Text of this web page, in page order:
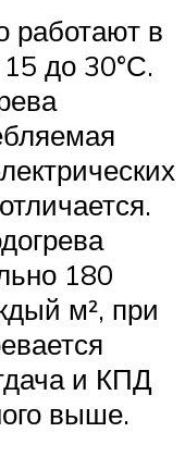
работают в
до 30°С.
180
м², при
и КПД
выше.